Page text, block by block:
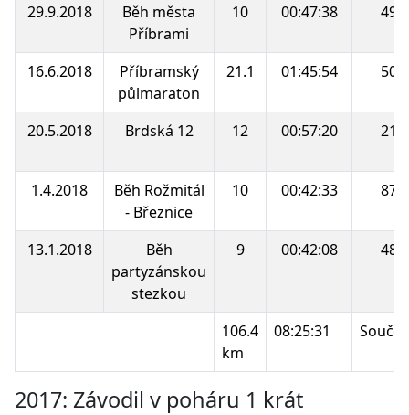
29.9.2018
Běh města
Příbrami
10 00:47:38 49.
16.6.2018
Příbramský
půlmaraton
21.1 01:45:54 50.
20.5.2018 Brdská 12 12 00:57:20 21.
1.4.2018
Běh Rožmitál
- Březnice
10 00:42:33 87.
13.1.2018
Běh
partyzánskou
stezkou
9 00:42:08 48.
106.4
km
08:25:31
2017: Závodil v poháru 1 krát